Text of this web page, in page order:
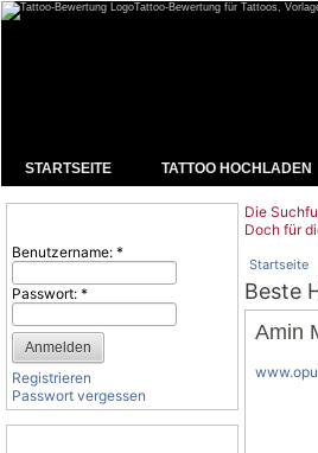
Tattoo-Bewertung für Tattoos,
STARTSEITE TATTOO HOCHLADEN
Benutzername: *
Passwort: *
Registrieren
Passwort vergessen
Die
Doch für
Startseite
Beste
Amin